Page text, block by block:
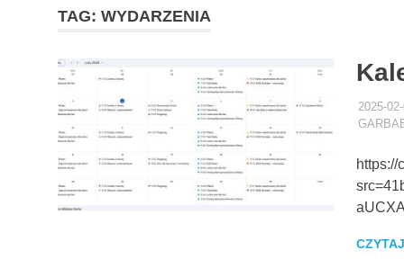
TAG: WYDARZENIA
2025-
https://